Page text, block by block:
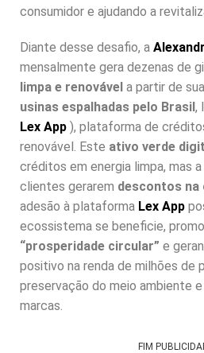
consumidor e ajudando a
Diante desse desafio, a
mensalmente gera dezenas de
limpa e renovável a partir de
usinas espalhadas pelo Brasil,
Lex App ), plataforma de
renovável. Este ativo verde
créditos em energia limpa, mas
clientes gerarem descontos na
adesão à plataforma Lex App
ecossistema se beneficie,
“prosperidade circular” e
positivo na renda de milhões de
preservação do meio ambiente
marcas.
FIM